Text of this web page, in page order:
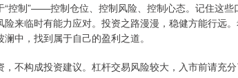
“控制”——控制仓位、控制风险、控制心态。记住这
来临时有能力应对。投资之路漫漫，稳健方能行远
中，找到属于自己的盈利之道。
，不构成投资建议。杠杆交易风险较大，入市前请充分